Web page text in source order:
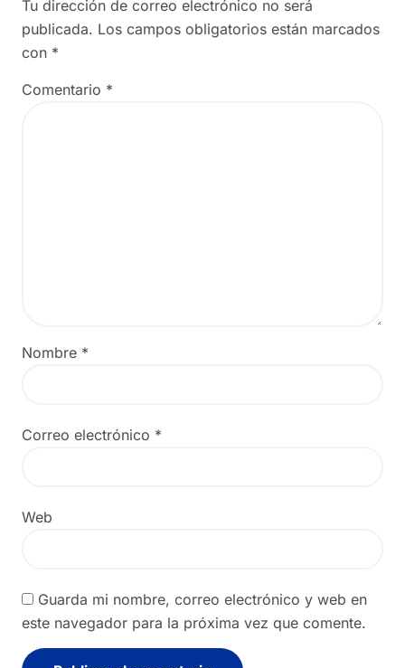
Tu dirección de correo electrónico no será
publicada. Los campos obligatorios están marcados
con *
Comentario *
Nombre *
Correo electrónico *
Web
Guarda mi nombre, correo electrónico y web en
este navegador para la próxima vez que comente.